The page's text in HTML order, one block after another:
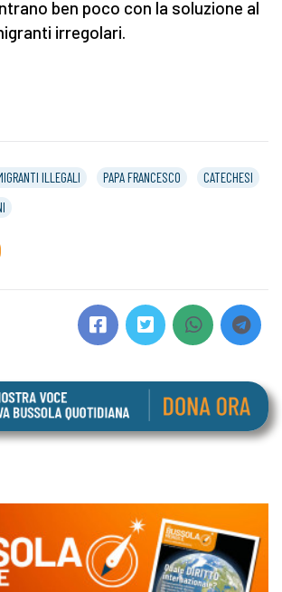
ben poco con la soluzione al
irregolari.
ILLEGALI PAPA FRANCESCO
CATECHESI